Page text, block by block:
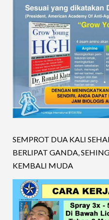
SEMPROT DUA KALI
BERLIPAT GANDA,
KEMBALI MUDA